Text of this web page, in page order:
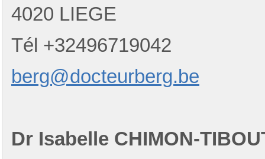
4020 LIEGE
Tél +32496719042
berg@docteurberg.be
Dr Isabelle CHIMON-